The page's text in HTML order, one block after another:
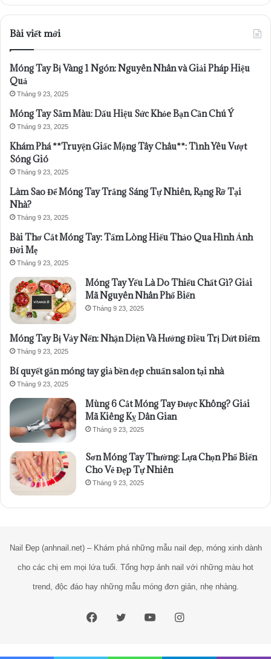
Bài viết mới
Móng Tay Bị Vàng 1 Ngón: Nguyên Nhân và Giải Pháp Hiệu
Quả
Tháng 9 23, 2025
Móng Tay Sẫm Màu: Dấu Hiệu Sức Khỏe Bạn Cần Chú Ý
Tháng 9 23, 2025
Khám Phá **Truyện Giấc Mộng Tây Châu**: Tình Yêu Vượt
Sóng Gió
Tháng 9 23, 2025
Làm Sao Để Móng Tay Trắng Sáng Tự Nhiên, Rạng Rỡ Tại
Nhà?
Tháng 9 23, 2025
Bài Thơ Cắt Móng Tay: Tấm Lòng Hiếu Thảo Qua Hình Ảnh
Đời Mẹ
Tháng 9 23, 2025
Móng Tay Yếu Là Do Thiếu Chất Gì? Giải
Mã Nguyên Nhân Phổ Biến
Tháng 9 23, 2025
Móng Tay Bị Vảy Nến: Nhận Diện Và Hướng Điều Trị Dứt Điểm
Tháng 9 23, 2025
Bí quyết gắn móng tay giả bền đẹp chuẩn salon tại nhà
Tháng 9 23, 2025
Mùng 6 Cắt Móng Tay Được Không? Giải
Mã Kiêng Kỵ Dân Gian
Tháng 9 23, 2025
Sơn Móng Tay Thường: Lựa Chọn Phổ Biến
Cho Vẻ Đẹp Tự Nhiên
Tháng 9 23, 2025
Nail Đẹp (anhnail.net) – Khám phá những mẫu nail đẹp, móng xinh dành
cho các chị em mọi lứa tuổi. Tổng hợp ảnh nail với những màu hot
trend, độc đáo hay những mẫu móng đơn giản, nhẹ nhàng.
FacebookTwitterYouTubeInstagram